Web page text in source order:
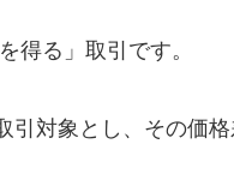
得る」取引です。
対象とし、その価格